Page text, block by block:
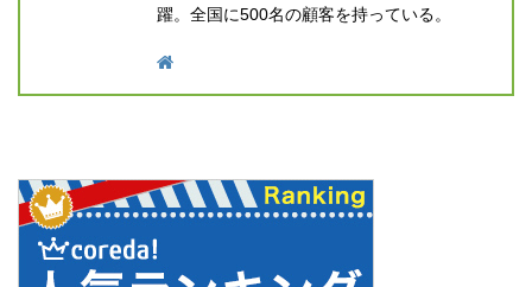
躍。全国に500名の顧客を持っている。